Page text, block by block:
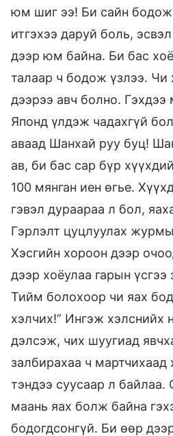
юм шиг ээ! Би сайн бодож
итгэхээ даруй боль,
дээр юм байна. Би бас
талаар ч бодож үзлээ. Чи
дээрээ авч болно.
Японд үлдэж чадахгүй
аваад Шанхай руу буц!
ав, би бас сар бүр
100 мянган иен өгье.
гэвэл дураараа л бол,
Гэрлэлт цуцлуулах
Хэсгийн хороон дээр
дээр хоёулаа гарын
Тийм болохоор чи яах
хэлчих!” Ингэж хэлснийх
дэлсэж, чих шуугиад
залбирахаа ч мартчихаад
тэндээ суусаар л байлаа.
маань яах болж байна
бодогдсонгүй. Би өөр